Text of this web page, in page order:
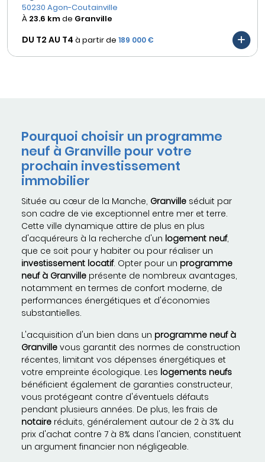
50230 Agon-Coutainville
À 23.6 kmde Granville
DU T2 AU T4 à partir de 189 000 €
Pourquoi choisir un programme
neuf à Granville pour votre
prochain investissement
immobilier
Située au cœur de la Manche, Granville séduit par
son cadre de vie exceptionnel entre mer et terre.
Cette ville dynamique attire de plus en plus
d'acquéreurs à la recherche d'un logement neuf,
que ce soit pour y habiter ou pour réaliser un
investissement locatif. Opter pour un programme
neuf à Granville présente de nombreux avantages,
notamment en termes de confort moderne, de
performances énergétiques et d'économies
substantielles.
L'acquisition d'un bien dans un programme neuf à
Granville vous garantit des normes de construction
récentes, limitant vos dépenses énergétiques et
votre empreinte écologique. Les logements neufs
bénéficient également de garanties constructeur,
vous protégeant contre d'éventuels défauts
pendant plusieurs années. De plus, les frais de
notaire réduits, généralement autour de 2 à 3% du
prix d'achat contre 7 à 8% dans l'ancien, constituent
un argument financier non négligeable.